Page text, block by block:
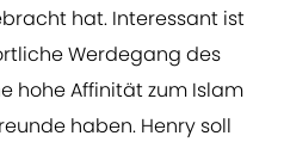
hat. Interessant ist
Werdegang des
hohe Affinität zum Islam
haben. Henry soll